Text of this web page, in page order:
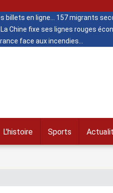
billets en ligne
157 migrants
La Chine fixe ses lignes rouges
face aux incendies
L'histoire Sports